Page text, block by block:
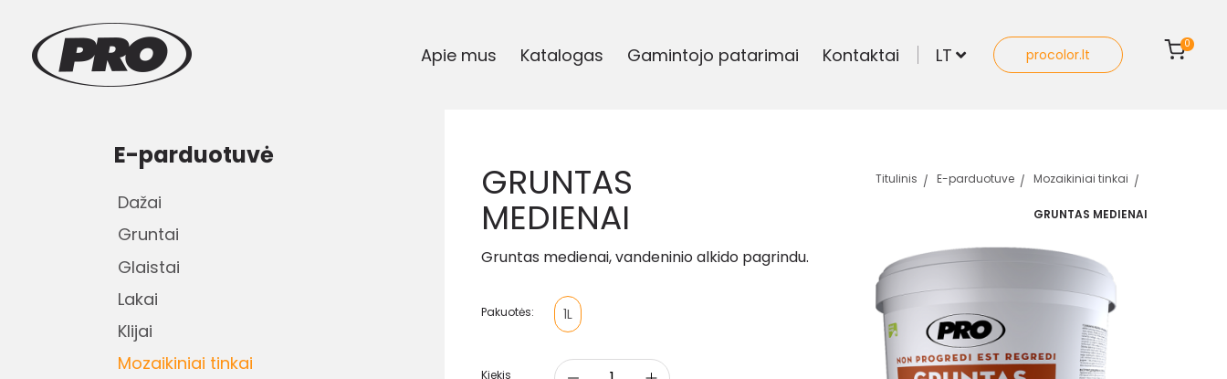
Apie mus Katalogas Gamintojo patarimai Kontaktai LT procolor.lt
0
E-parduotuvė
Dažai
Gruntai
Glaistai
Lakai
Klijai
Mozaikiniai tinkai
GRUNTAS
MEDIENAI
Titulinis E-parduotuve Mozaikiniai tinkai
GRUNTAS MEDIENAI
Gruntas medienai, vandeninio alkido pagrindu.
Pakuotės: 1L
Kiekis